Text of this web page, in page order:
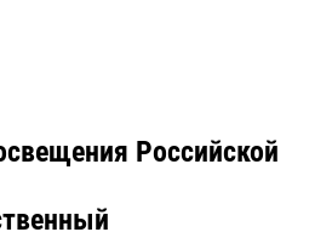
Российской